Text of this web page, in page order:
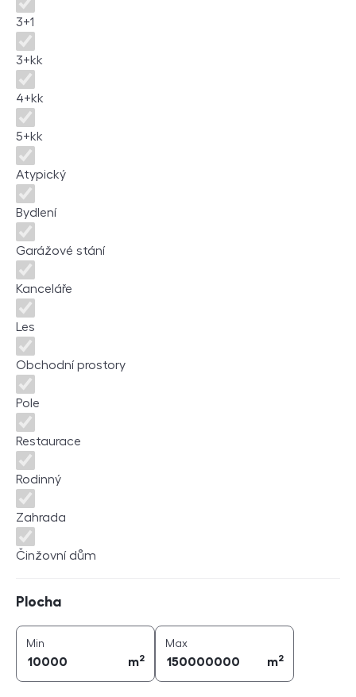
3+1
3+kk
4+kk
5+kk
Atypický
Bydlení
Garážové stání
Kanceláře
Les
Obchodní prostory
Pole
Restaurace
Rodinný
Zahrada
Činžovní dům
Plocha
Min
m2
Maxplocha (
m2